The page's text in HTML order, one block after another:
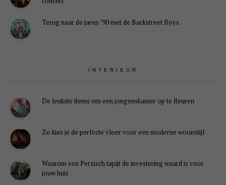
Terug naar de jaren ’90 met de Backstreet Boys
INTERIEUR
De leukste items om een jongenskamer op te fleuren
Zo kies je de perfecte vloer voor een moderne woonstijl
Waarom een Perzisch tapijt de investering waard is voor
jouw huis